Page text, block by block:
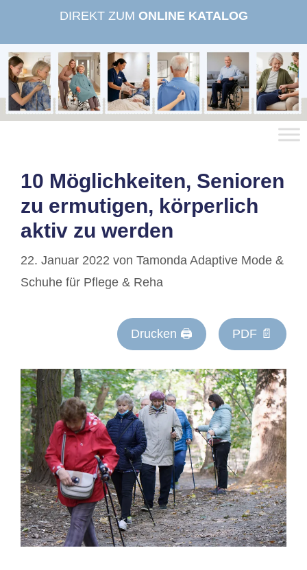
springen
DIREKT ZUM ONLINE KATALOG
10 Möglichkeiten, Senioren
zu ermutigen, körperlich
aktiv zu werden
22. Januar 2022 von Tamonda Adaptive Mode &
Schuhe für Pflege & Reha
Drucken 🖨 PDF 📄